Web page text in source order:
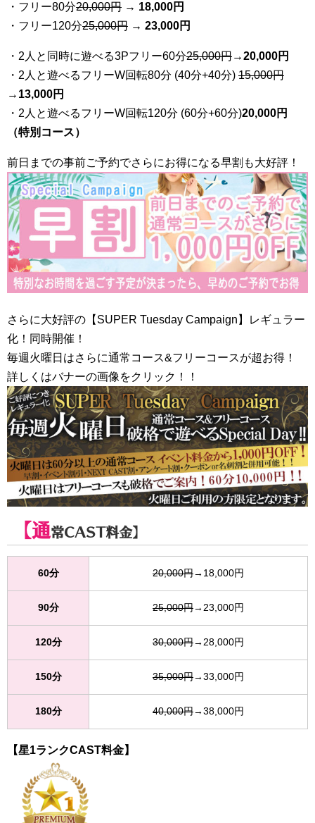
・フリー80分20,000円 → 18,000円
・フリー120分25,000円 → 23,000円
・2人と同時に遊べる3Pフリー60分25,000円→20,000円
・2人と遊べるフリーW回転80分 (40分+40分) 15,000円
→ 13,000円
・2人と遊べるフリーW回転120分 (60分+60分)20,000円
（特別コース）
前日までの事前ご予約でさらにお得になる早割も大好評！
さらに大好評の【SUPER Tuesday Campaign】レギュラー
化！同時開催！
毎週火曜日はさらに通常コース&フリーコースが超お得！
詳しくはバナーの画像をクリック！！
【通常CAST料金】
60分 20,000円→18,000円
90分 25,000円→23,000円
120分 30,000円→28,000円
150分 35,000円→33,000円
180分 40,000円→38,000円
【星1ランクCAST料金】